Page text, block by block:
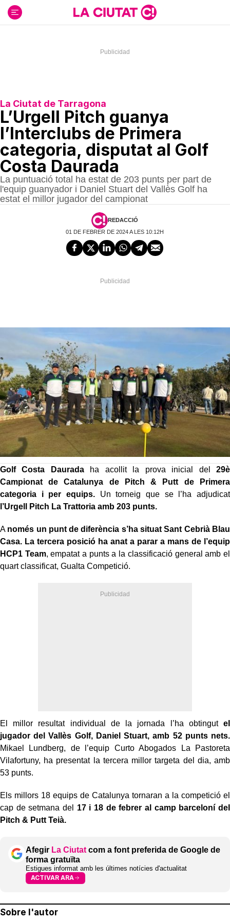
contenido
La Ciutat de Tarragona
L’Urgell Pitch guanya
l’Interclubs de Primera
categoria, disputat al Golf
Costa Daurada
La puntuació total ha estat de 203 punts per part de
l'equip guanyador i Daniel Stuart del Vallès Golf ha
estat el millor jugador del campionat
REDACCIÓ
01 DE FEBRER DE 2024 A LES 10:12H
Golf Costa Dauradaha acollit la prova inicial del 29è
Campionat de Catalunya de Pitch & Putt de Primera
categoria i per equips.Un torneig que se l’ha adjudicat
l’Urgell Pitch La Trattoria amb 203 punts.
A només un punt de diferència s’ha situat Sant Cebrià Blau
Casa. La tercera posició ha anat a parar a mans de l’equip
HCP1 Team, empatat a punts a la classificació general amb el
quart classificat, Gualta Competició.
El millor resultat individual de la jornada l’ha obtingut el
jugador del Vallès Golf, Daniel Stuart, amb 52 punts nets.
Mikael Lundberg, de l’equip Curto Abogados La Pastoreta
Vilafortuny, ha presentat la tercera millor targeta del dia, amb
53 punts.
Els millors 18 equips de Catalunya tornaran a la competició el
cap de setmana del 17 i 18 de febrer al camp barceloní del
Pitch & Putt Teià.
Afegir La Ciutat com a font preferida de Google de
forma gratuïta
Estigues informat amb les últimes notícies d'actualitat
ACTIVAR ARA
Sobre l'autor